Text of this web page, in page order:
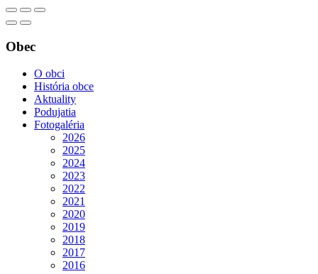
Obec
O obci
História obce
Aktuality
Podujatia
Fotogaléria
2026
2025
2024
2023
2022
2021
2020
2019
2018
2017
2016